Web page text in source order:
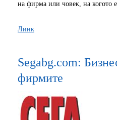
на фирма или човек, на когото
Линк
Segabg.com:
фирмите